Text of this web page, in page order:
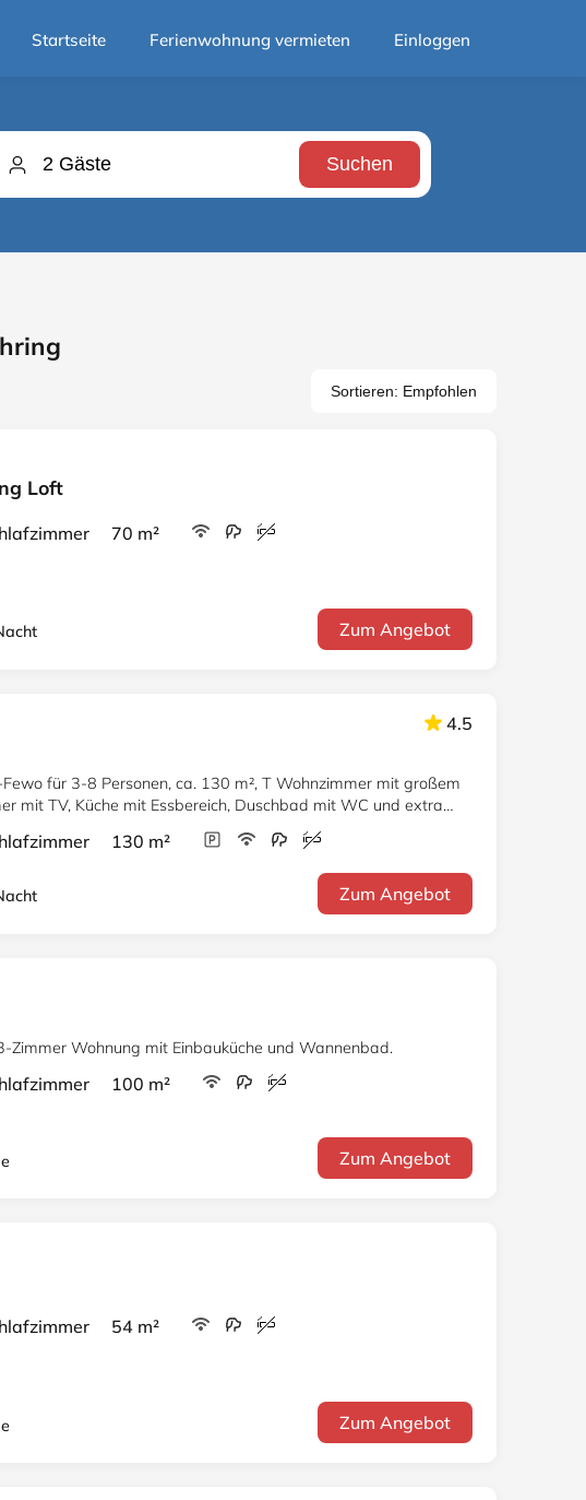
Startseite Ferienwohnung vermieten Einloggen
Suchen
Sortieren: Empfohlen
Loft
70 m²
Zum Angebot
4.5
für 3-8 Personen, ca. 130 m², T Wohnzimmer mit großem
mit TV, Küche mit Essbereich, Duschbad mit WC und extra
130 m²
Zum Angebot
Zimmer Wohnung mit Einbauküche und Wannenbad.
100 m²
Zum Angebot
54 m²
Zum Angebot